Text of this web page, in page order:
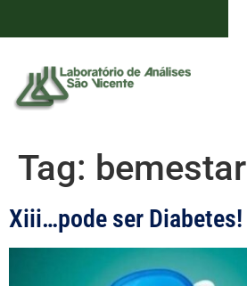
Tag: bemestar
Xiii…pode ser Diabetes!